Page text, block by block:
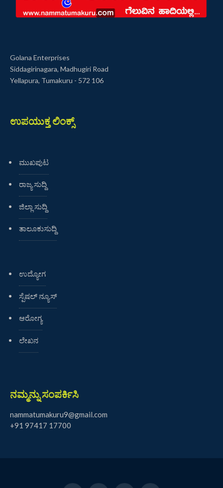
Golana Enterprises
Siddagirinagara, Madhugiri Road
Yellapura, Tumakuru - 572 106
ಉಪಯುಕ್ತ ಲಿಂಕ್ಸ್
ಮುಖಪುಟ
ರಾಜ್ಯ ಸುದ್ದಿ
ಜಿಲ್ಲಾ ಸುದ್ದಿ
ತಾಲೂಕುಸುದ್ದಿ
ಉದ್ಯೋಗ
ಸ್ಪೆಷಲ್ ನ್ಯೂಸ್
ಆರೋಗ್ಯ
ಲೇಖನ
ನಮ್ಮನ್ನು ಸಂಪರ್ಕಿಸಿ
nammatumakuru9@gmail.com
+91 97417 17700